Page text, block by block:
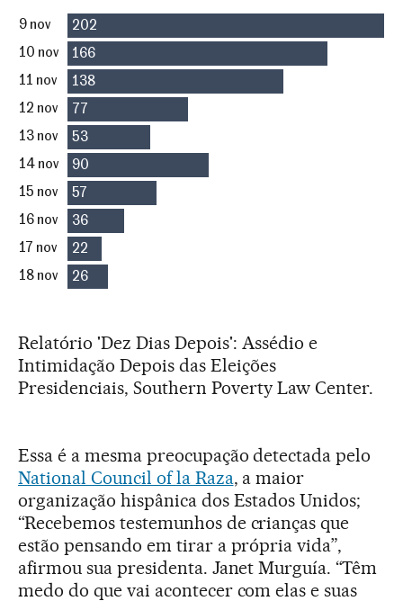
Relatório 'Dez Dias Depois': Assédio e
Intimidação Depois das Eleições
Presidenciais, Southern Poverty Law Center.
Essa é a mesma preocupação detectada pelo
National Council of la Raza, a maior
organização hispânica dos Estados Unidos;
“Recebemos testemunhos de crianças que
estão pensando em tirar a própria vida”,
afirmou sua presidenta. Janet Murguía. “Têm
medo do que vai acontecer com elas e suas